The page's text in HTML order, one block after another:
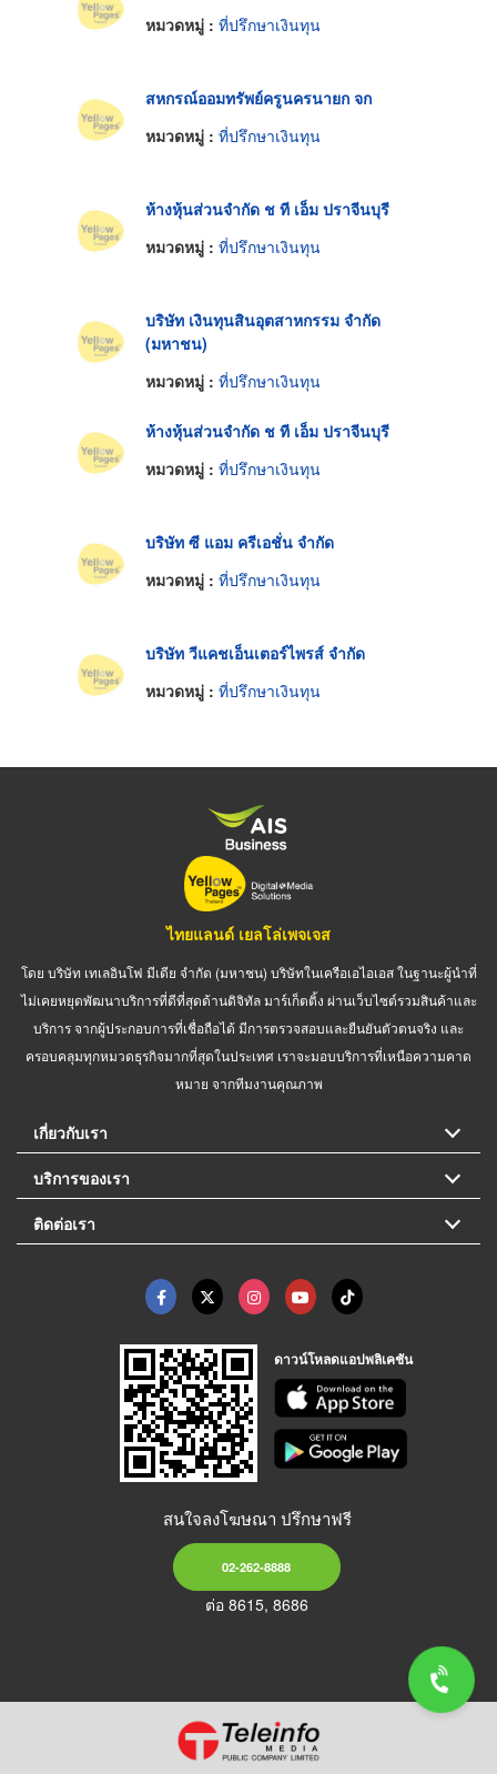
หมวดหมู่ : ที่ปรึกษาเงินทุน
สหกรณ์ออมทรัพย์ครูนครนายก จก
หมวดหมู่ : ที่ปรึกษาเงินทุน
ห้างหุ้นส่วนจำกัด ช ที เอ็ม ปราจีนบุรี
หมวดหมู่ : ที่ปรึกษาเงินทุน
บริษัท เงินทุนสินอุตสาหกรรม จำกัด
(มหาชน)
หมวดหมู่ : ที่ปรึกษาเงินทุน
ห้างหุ้นส่วนจำกัด ช ที เอ็ม ปราจีนบุรี
หมวดหมู่ : ที่ปรึกษาเงินทุน
บริษัท ซี แอม ครีเอชั่น จำกัด
หมวดหมู่ : ที่ปรึกษาเงินทุน
บริษัท วีแคชเอ็นเตอร์ไพรส์ จำกัด
หมวดหมู่ : ที่ปรึกษาเงินทุน
ไทยแลนด์ เยลโล่เพจเจส
โดย บริษัท เทเลอินโฟ มีเดีย จำกัด (มหาชน) บริษัทในเครือเอไอเอส ในฐานะผู้นำที่
ไม่เคยหยุดพัฒนาบริการที่ดีที่สุดด้านดิจิทัล มาร์เก็ตติ้ง ผ่านเว็บไซต์รวมสินค้าและ
บริการ จากผู้ประกอบการที่เชื่อถือได้ มีการตรวจสอบและยืนยันตัวตนจริง และ
ครอบคลุมทุกหมวดธุรกิจมากที่สุดในประเทศ เราจะมอบบริการที่เหนือความคาด
หมาย จากทีมงานคุณภาพ
เกี่ยวกับเรา
บริการของเรา
ติดต่อเรา
ดาวน์โหลดแอปพลิเคชัน
สนใจลงโฆษณา ปรึกษาฟรี
02-262-8888
ต่อ 8615, 8686